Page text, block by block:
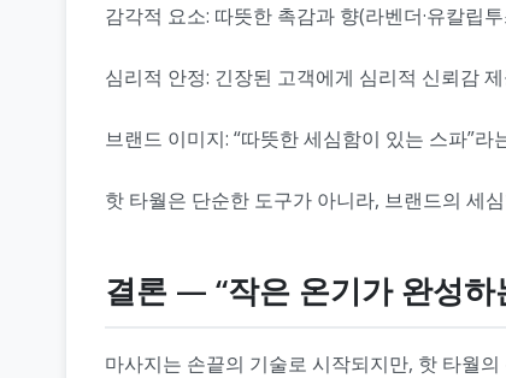
감각적 요소: 따뜻한 촉감과 향(라벤더·유칼립
심리적 안정: 긴장된 고객에게 심리적 신뢰감
브랜드 이미지: “따뜻한 세심함이 있는 스파”라
핫 타월은 단순한 도구가 아니라, 브랜드의 세
결론 — “작은 온기가 완성하
마사지는 손끝의 기술로 시작되지만, 핫 타월